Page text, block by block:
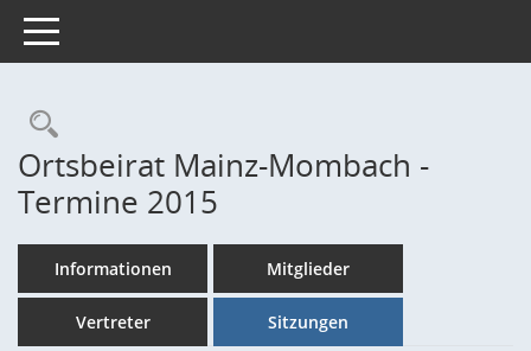
Toggle navigation
Rechercheauswahl
Ortsbeirat Mainz-Mombach -
Termine 2015
Informationen Mitglieder
Vertreter Sitzungen